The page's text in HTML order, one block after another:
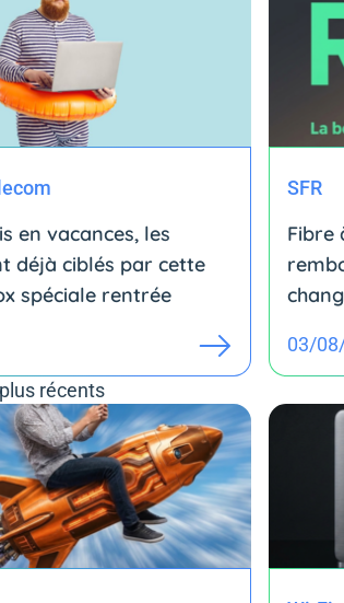
en vacances, les
déjà ciblés par cette
spéciale rentrée
SFR
Fibre
03/
récents